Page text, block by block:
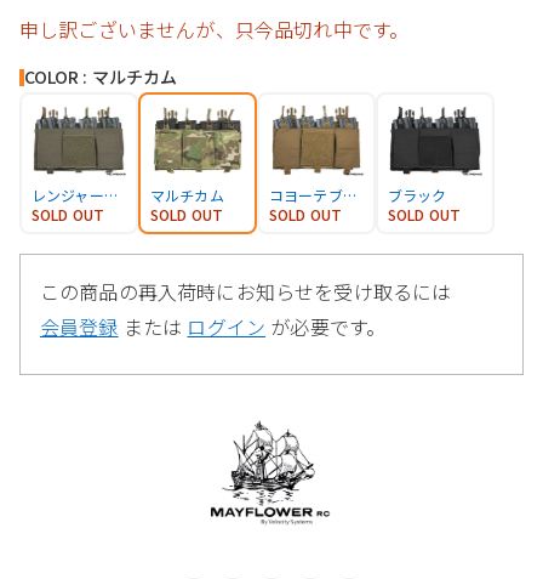
申し訳ございませんが、只今品切れ中です。
COLOR : マルチカム
レンジャーグリーン
SOLD OUT
マルチカム
SOLD OUT
コヨーテブラウン
SOLD OUT
ブラック
SOLD OUT
この商品の再入荷時にお知らせを受け取るには
会員登録 または ログイン が必要です。